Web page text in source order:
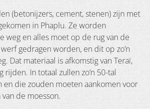
(betonijzers, cement, stenen) zijn met
in Phaplu. Ze worden
weg en alles moet op de rug van de
gedragen worden, en dit op zo’n
Dat materiaal is afkomstig van Teraï,
rijden. In totaal zullen zo’n 50-tal
en die zouden moeten aankomen voor
de moesson.